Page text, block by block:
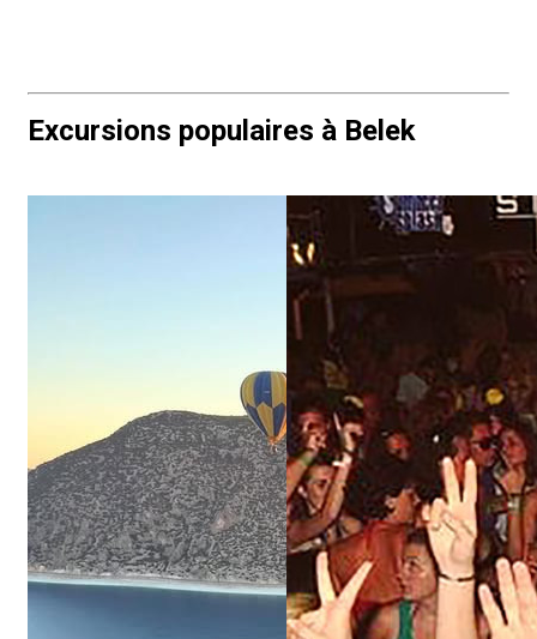
Excursions populaires à Belek